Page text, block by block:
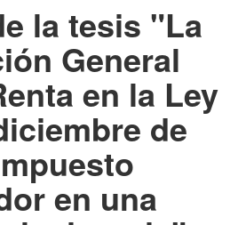
la tesis "La
General
en la Ley
de
en una